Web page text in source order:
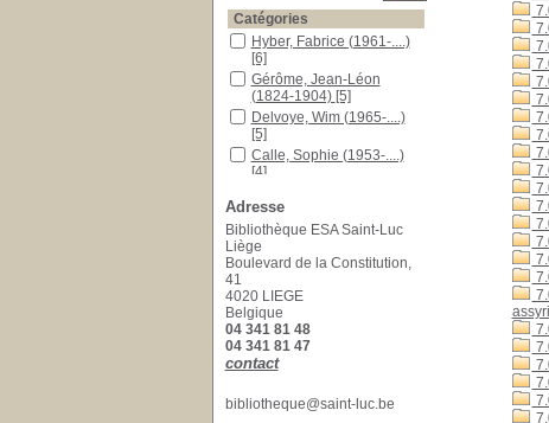
Catégories
Hyber, Fabrice (1961-....)
[6]
Gérôme, Jean-Léon
(1824-1904) [5]
Delvoye, Wim (1965-....)
[5]
Calle, Sophie (1953-....)
[4]
Penone, Giuseppe
(1947-....)[4]
Mapplethorpe, Robert
(1946-1989)[4]
Kupka, František (1871-
1957)
Picasso, Pablo (1881-
1973) [4]
Cattelan, Maurizio (1960 -
Magritte, René (1898-
Adresse
Bibliothèque ESA Saint-Luc
Liège
Boulevard de la Constitution,
41
4020 LIEGE
Belgique
04 341 81 48
04 341 81 47
contact
bibliotheque@saint-luc.be